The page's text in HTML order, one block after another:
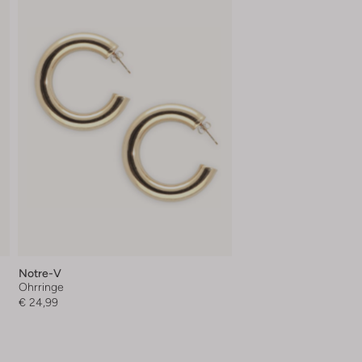
Notre-V
Ohrringe
€ 24,99